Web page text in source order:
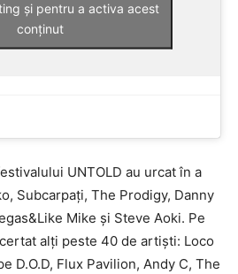
și pentru a activa acest
conținut
UNTOLD au urcat în a
Subcarpați, The Prodigy, Danny
Mike și Steve Aoki. Pe
alți peste 40 de artiști: Loco
D.O.D, Flux Pavilion, Andy C, The